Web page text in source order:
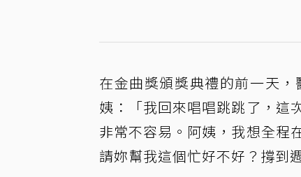
在金曲獎頒獎典禮的前一天
姨：「我回來唱唱跳跳了，這
非常不容易。阿姨，我想全程
請妳幫我這個忙好不好？撐到